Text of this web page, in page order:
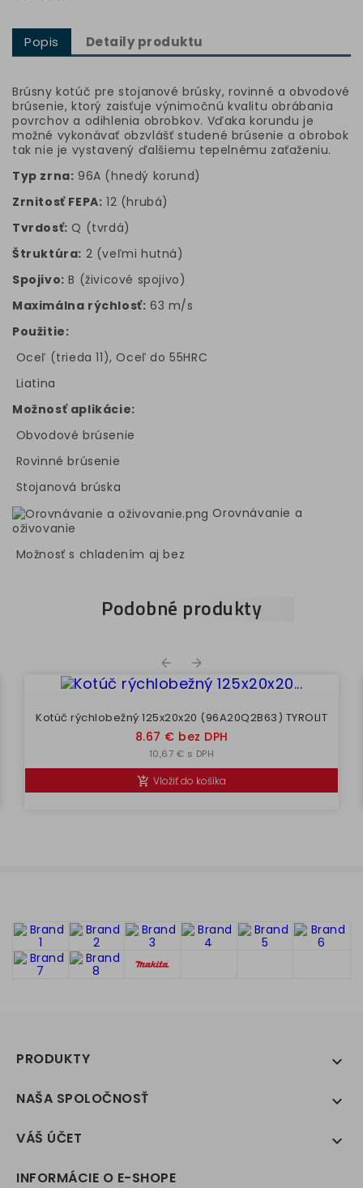
Popis Detaily produktu
Brúsny kotúč pre stojanové brúsky, rovinné a obvodové
brúsenie, ktorý zaisťuje výnimočnú kvalitu obrábania
povrchov a odihlenia obrobkov. Vďaka korundu je
možné vykonávať obzvlášť studené brúsenie a obrobok
tak nie je vystavený ďalšiemu tepelnému zaťaženiu.
Typ zrna: 96A (hnedý korund)
Zrnitosť FEPA: 12 (hrubá)
Tvrdosť: Q (tvrdá)
Štruktúra: 2 (veľmi hutná)
Spojivo: B (živicové spojivo)
Maximálna rýchlosť: 63 m/s
Použitie:
Oceľ (trieda 11), Oceľ do 55HRC
Liatina
Možnosť aplikácie:
Obvodové brúsenie
Rovinné brúsenie
Stojanová brúska
Orovnávanie a
oživovanie
Možnosť s chladením aj bez
Podobné produkty
 
Kotúč rýchlobežný 125x20x20 (96A20Q2B63) TYROLIT
Cena
8.67 € bez DPH
10,67 € s DPH
 Vložiť do košíka
PRODUKTY 
NAŠA SPOLOČNOSŤ 
VÁŠ ÚČET 
INFORMÁCIE O E-SHOPE